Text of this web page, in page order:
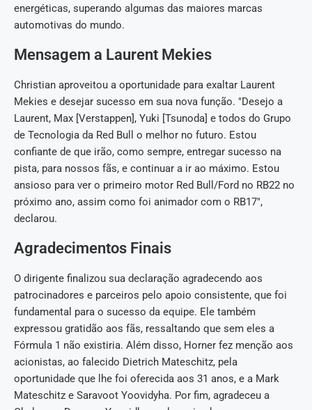
energéticas, superando algumas das maiores marcas
automotivas do mundo.
Mensagem a Laurent Mekies
Christian aproveitou a oportunidade para exaltar Laurent
Mekies e desejar sucesso em sua nova função. "Desejo a
Laurent, Max [Verstappen], Yuki [Tsunoda] e todos do Grupo
de Tecnologia da Red Bull o melhor no futuro. Estou
confiante de que irão, como sempre, entregar sucesso na
pista, para nossos fãs, e continuar a ir ao máximo. Estou
ansioso para ver o primeiro motor Red Bull/Ford no RB22 no
próximo ano, assim como foi animador com o RB17",
declarou.
Agradecimentos Finais
O dirigente finalizou sua declaração agradecendo aos
patrocinadores e parceiros pelo apoio consistente, que foi
fundamental para o sucesso da equipe. Ele também
expressou gratidão aos fãs, ressaltando que sem eles a
Fórmula 1 não existiria. Além disso, Horner fez menção aos
acionistas, ao falecido Dietrich Mateschitz, pela
oportunidade que lhe foi oferecida aos 31 anos, e a Mark
Mateschitz e Saravoot Yoovidyha. Por fim, agradeceu a